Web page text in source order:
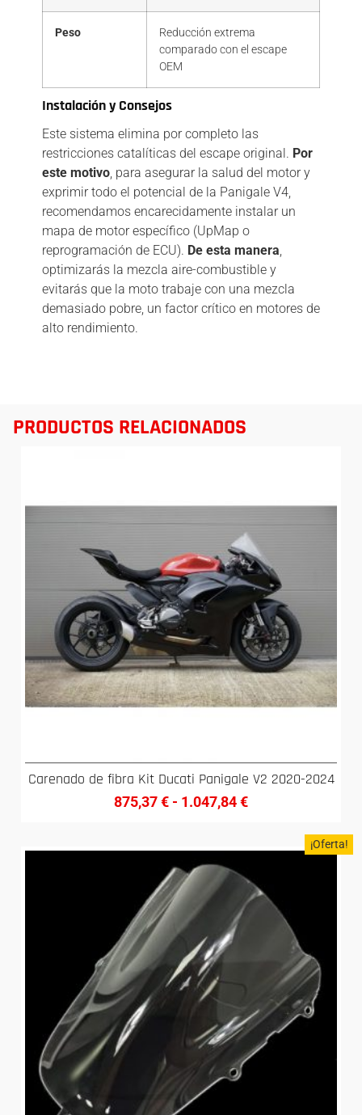
Peso
Reducción extrema
comparado con el escape
OEM
Instalación y Consejos
Este sistema elimina por completo las
restricciones catalíticas del escape original. Por
este motivo para asegurar la salud del motor y
exprimir todo el potencial de la Panigale V4,
recomendamos encarecidamente instalar un
mapa de motor específico (UpMap o
reprogramación de ECU). De esta manera
optimizarás la mezcla aire-combustible y
evitarás que la moto trabaje con una mezcla
demasiado pobre, un factor crítico en motores de
alto rendimiento.
PRODUCTOS RELACIONADOS
Carenado de fibra Kit Ducati Panigale V2 2020-2024
875,37€ - 1.047,84€
¡Oferta!